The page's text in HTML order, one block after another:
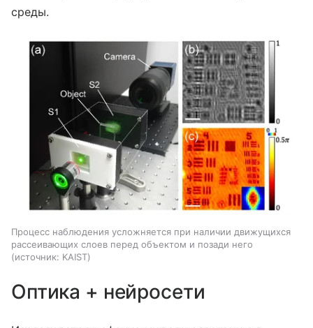
среды.
Процесс наблюдения усложняется при наличии движущихся
рассеивающих слоев перед объектом и позади него
источник: KAIST
Оптика + нейросети